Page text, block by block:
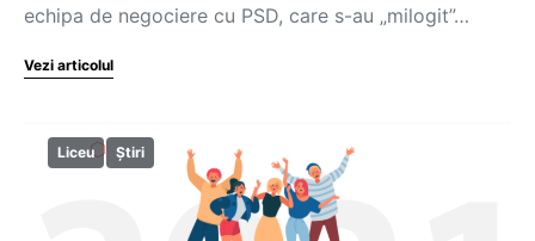
echipa de negociere cu PSD, care s-au „milogit”…
Vezi articolul
Liceu Știri